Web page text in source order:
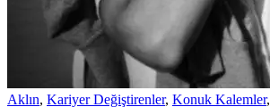
Aklın, Kariyer Değiştirenler, Konuk Kalemler,